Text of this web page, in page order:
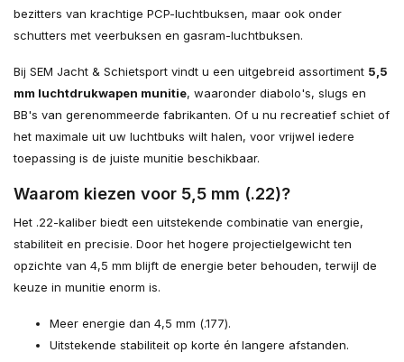
bezitters van krachtige PCP-luchtbuksen, maar ook onder
schutters met veerbuksen en gasram-luchtbuksen.
Bij SEM Jacht & Schietsport vindt u een uitgebreid assortiment 5,5
mm luchtdrukwapen munitie, waaronder diabolo's, slugs en
BB's van gerenommeerde fabrikanten. Of u nu recreatief schiet of
het maximale uit uw luchtbuks wilt halen, voor vrijwel iedere
toepassing is de juiste munitie beschikbaar.
Waarom kiezen voor 5,5 mm (.22)?
Het .22-kaliber biedt een uitstekende combinatie van energie,
stabiliteit en precisie. Door het hogere projectielgewicht ten
opzichte van 4,5 mm blijft de energie beter behouden, terwijl de
keuze in munitie enorm is.
Meer energie dan 4,5 mm (.177).
Uitstekende stabiliteit op korte én langere afstanden.